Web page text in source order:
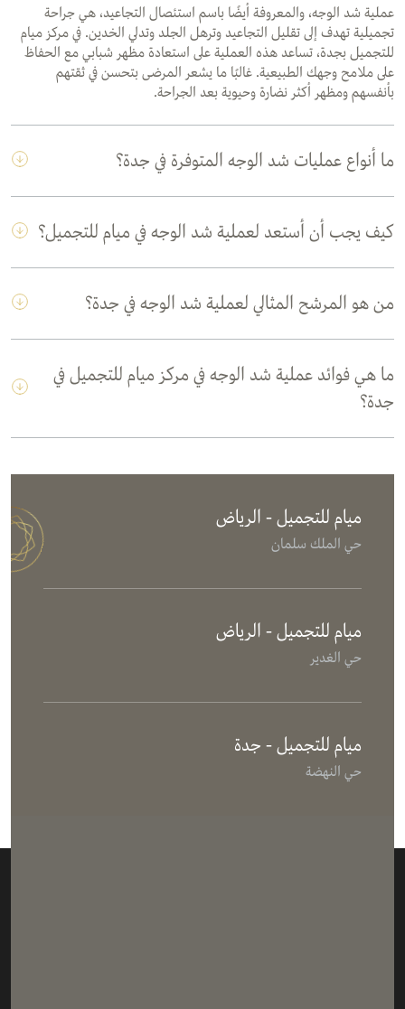
عملية شد الوجه، والمعروفة أيضًا باسم استئصال التجاعيد، هي جراحة
تجميلية تهدف إلى تقليل التجاعيد وترهل الجلد وتدلي الخدين. في مركز ميام
للتجميل بجدة، تساعد هذه العملية على استعادة مظهر شبابي مع الحفاظ
على ملامح وجهك الطبيعية. غالبًا ما يشعر المرضى بتحسن في ثقتهم
بأنفسهم ومظهر أكثر نضارة وحيوية بعد الجراحة.
ما أنواع عمليات شد الوجه المتوفرة في جدة؟
كيف يجب أن أستعد لعملية شد الوجه في ميام للتجميل؟
من هو المرشح المثالي لعملية شد الوجه في جدة؟
ما هي فوائد عملية شد الوجه في مركز ميام للتجميل في
جدة؟
ميام للتجميل - الرياض
حي الملك سلمان
ميام للتجميل - الرياض
حي الغدير
ميام للتجميل - جدة
حي النهضة